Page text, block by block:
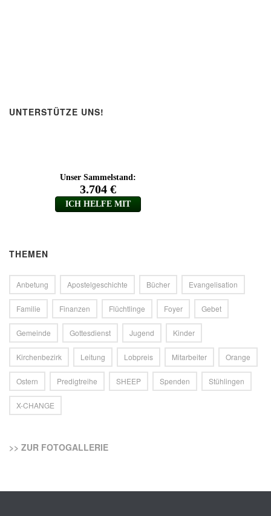
UNTERSTÜTZE UNS!
THEMEN
Anbetung Apostelgeschichte Bücher Evangelisation
Familie Finanzen Flüchtlinge Foyer Gebet
Gemeinde Gottesdienst Jugend Kinder
Kirchenbezirk Leitung Lobpreis Mitarbeiter Orange
Ostern Predigtreihe SHEEP Spenden Stühlingen
X-CHANGE
>> ZUR FOTOGALLERIE